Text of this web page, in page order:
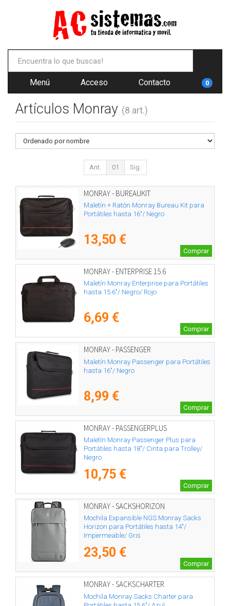
Menú Acceso Contacto 0
Artículos Monray (8 art.)
Ant. 01 Sig.
MONRAY - BUREAUKIT
Maletín + Ratón Monray Bureau Kit para
Portátiles hasta 16"/ Negro
13,50 €
Comprar
MONRAY - ENTERPRISE 15.6
Maletín Monray Enterprise para Portátiles
hasta 15.6"/ Negro/ Rojo
6,69 €
Comprar
MONRAY - PASSENGER
Maletín Monray Passenger para Portátiles
hasta 16"/ Negro
8,99 €
Comprar
MONRAY - PASSENGERPLUS
Maletín Monray Passenger Plus para
Portátiles hasta 18"/ Cinta para Trolley/
Negro
10,75 €
Comprar
MONRAY - SACKSHORIZON
Mochila Expansible NGS Monray Sacks
Horizon para Portátiles hasta 14"/
Impermeable/ Gris
23,50 €
Comprar
MONRAY - SACKSCHARTER
Mochila Monray Sacks Charter para